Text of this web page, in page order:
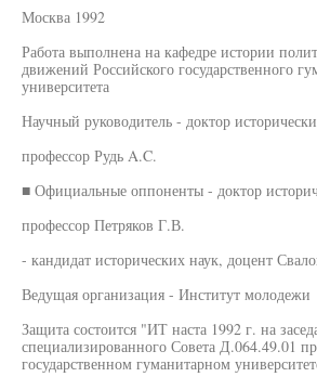
Москва 1992
Работа выполнена на кафедре истории
движений Российского государственного
университета
Научный руководитель - доктор
профессор Рудь A.C.
■ Официальные оппоненты - доктор
профессор Петряков Г.В.
- кандидат исторических наук, доцент
Ведущая организация - Институт молодежи
Защита состоится "ИТ наста 1992 г. на
специализированного Совета Д.064.49.01
государственном гуманитарном